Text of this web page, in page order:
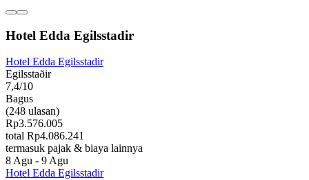
Hotel Edda Egilsstadir
Hotel Edda Egilsstadir
Egilsstaðir
7,4/10
Bagus
(248 ulasan)
Rp3.576.005
total Rp4.086.241
termasuk pajak & biaya lainnya
8 Agu - 9 Agu
Hotel Edda Egilsstadir